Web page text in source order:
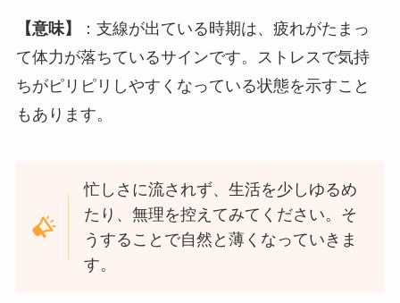
【意味】
：支線が出ている時期は、疲れがたまっ
て体力が落ちているサインです。ストレスで気持
ちがピリピリしやすくなっている状態を示すこと
もあります。
忙しさに流されず、生活を少しゆるめ
たり、無理を控えてみてください。そ
うすることで自然と薄くなっていきま
す。